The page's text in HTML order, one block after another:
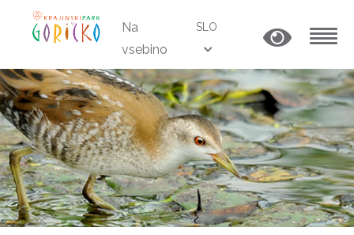
Na
vsebino
SLO